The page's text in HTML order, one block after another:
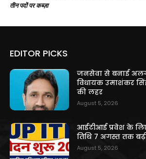
तीन पदों पर कब्ज़ा
EDITOR PICKS
जनसेवा से बनाई
विधायक उमाशंकर
की लहर
August 5, 2026
आईटीआई प्रवेश के
तिथि 7 अगस्त तक
August 5, 2026